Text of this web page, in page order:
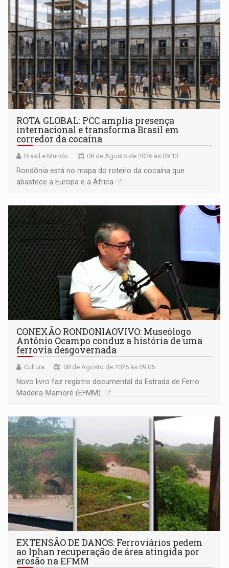
ROTA GLOBAL: PCC amplia presença
internacional e transforma Brasil em
corredor da cocaína
Brasil e Mundo 08 de Agosto de 2026 às 09:13
Rondônia está no mapa do roteiro da cocaína que
abastece a Europa e a África
CONEXÃO RONDONIAOVIVO: Museólogo
Antônio Ocampo conduz a história de uma
ferrovia desgovernada
Cultura 08 de Agosto de 2026 às 09:05
Novo livro faz registro documental da Estrada de Ferro
Madeira-Mamoré (EFMM)
EXTENSÃO DE DANOS: Ferroviários pedem
ao Iphan recuperação de área atingida por
erosão na EFMM